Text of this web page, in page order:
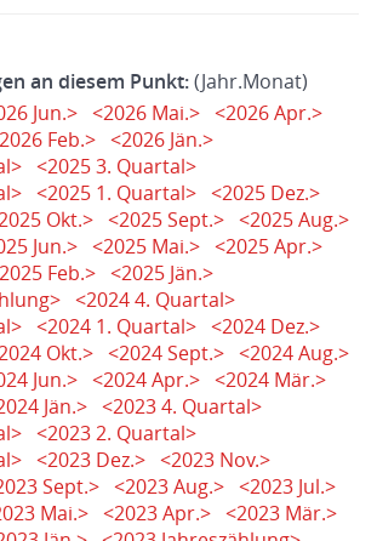
an diesem Punkt:(Jahr.Monat)
Jun.> <2026 Mai.> <2026 Apr.>
Feb.> <2026 Jän.>
<2025 3. Quartal>
<2025 1. Quartal> <2025 Dez.>
Okt.> <2025 Sept.> <2025 Aug.>
Jun.> <2025 Mai.> <2025 Apr.>
Feb.> <2025 Jän.>
<2024 4. Quartal>
<2024 1. Quartal> <2024 Dez.>
Okt.> <2024 Sept.> <2024 Aug.>
Jun.> <2024 Apr.> <2024 Mär.>
Jän.> <2023 4. Quartal>
<2023 2. Quartal>
<2023 Dez.> <2023 Nov.>
Sept.> <2023 Aug.> <2023 Jul.>
Mai.> <2023 Apr.> <2023 Mär.>